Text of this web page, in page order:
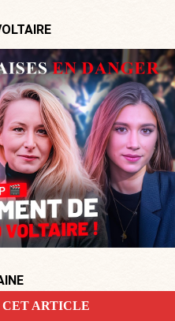
CET ARTICLE